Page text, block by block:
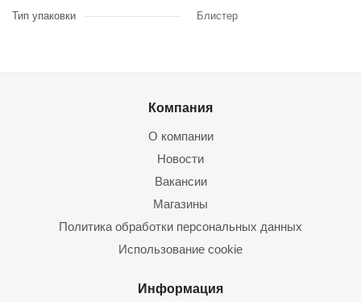
Тип упаковки
Блистер
Компания
О компании
Новости
Вакансии
Магазины
Политика обработки персональных данных
Использование cookie
Информация